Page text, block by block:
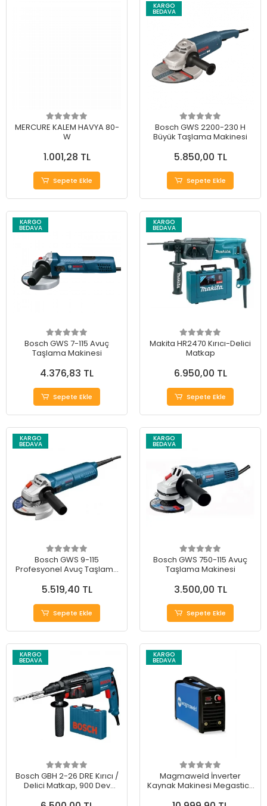
MERCURE KALEM HAVYA 80-
W
1.001,28 TL
Sepete Ekle
KARGO
BEDAVA
Bosch GWS 2200-230 H
Büyük Taşlama Makinesi
5.850,00 TL
Sepete Ekle
KARGO
BEDAVA
Bosch GWS 7-115 Avuç
Taşlama Makinesi
4.376,83 TL
Sepete Ekle
KARGO
BEDAVA
Makita HR2470 Kırıcı-Delici
Matkap
6.950,00 TL
Sepete Ekle
KARGO
BEDAVA
Bosch GWS 9-115
Profesyonel Avuç Taşlama
5.519,40 TL
Sepete Ekle
KARGO
BEDAVA
Bosch GWS 750-115 Avuç
Taşlama Makinesi
3.500,00 TL
Sepete Ekle
KARGO
BEDAVA
Bosch GBH 2-26 DRE Kırıcı /
Delici Matkap, 900 Dev
KARGO
BEDAVA
Magmaweld İnverter
Kaynak Makinesi Megastick